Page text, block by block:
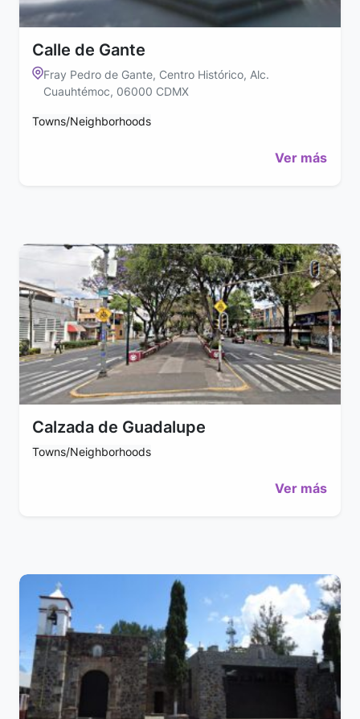
Calle de Gante
Fray Pedro de Gante, Centro Histórico, Alc.
Cuauhtémoc, 06000 CDMX
Towns/Neighborhoods
Ver más
Calzada de Guadalupe
Towns/Neighborhoods
Ver más